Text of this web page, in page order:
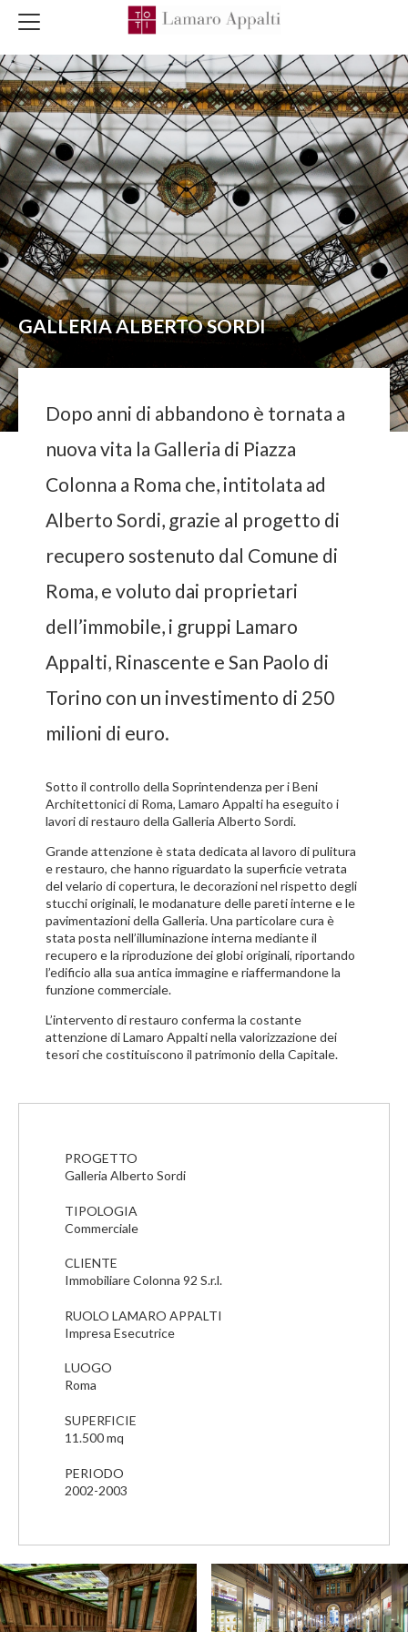
GALLERIA ALBERTO SORDI
Dopo anni di abbandono è tornata a
nuova vita la Galleria di Piazza
Colonna a Roma che, intitolata ad
Alberto Sordi, grazie al progetto di
recupero sostenuto dal Comune di
Roma, e voluto dai proprietari
dell’immobile, i gruppi Lamaro
Appalti, Rinascente e San Paolo di
Torino con un investimento di 250
milioni di euro.
Sotto il controllo della Soprintendenza per i Beni
Architettonici di Roma, Lamaro Appalti ha eseguito i
lavori di restauro della Galleria Alberto Sordi.
Grande attenzione è stata dedicata al lavoro di pulitura
e restauro, che hanno riguardato la superficie vetrata
del velario di copertura, le decorazioni nel rispetto degli
stucchi originali, le modanature delle pareti interne e le
pavimentazioni della Galleria. Una particolare cura è
stata posta nell’illuminazione interna mediante il
recupero e la riproduzione dei globi originali, riportando
l’edificio alla sua antica immagine e riaffermandone la
funzione commerciale.
L’intervento di restauro conferma la costante
attenzione di Lamaro Appalti nella valorizzazione dei
tesori che costituiscono il patrimonio della Capitale.
PROGETTO
Galleria Alberto Sordi
TIPOLOGIA
Commerciale
CLIENTE
Immobiliare Colonna 92 S.r.l.
RUOLO LAMARO APPALTI
Impresa Esecutrice
LUOGO
Roma
SUPERFICIE
11.500 mq
PERIODO
2002-2003